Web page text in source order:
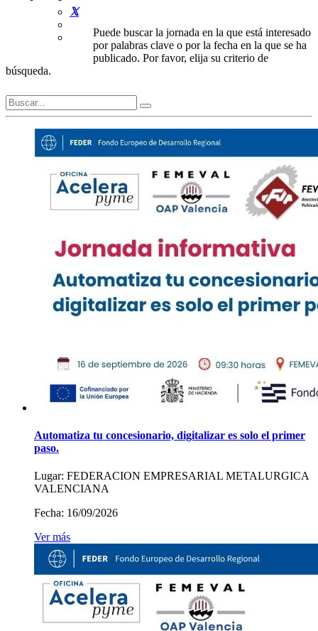
Puede buscar la jornada en la que está interesado
por palabras clave o por la fecha en la que se ha
publicado. Por favor, elija su criterio de
búsqueda.
Automatiza tu concesionario, digitalizar es solo el primer
paso.
Lugar: FEDERACION EMPRESARIAL METALURGICA
VALENCIANA
Fecha: 16/09/2026
Ver más